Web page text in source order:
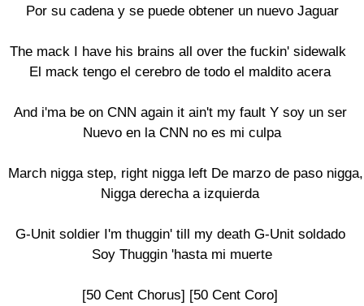
Por su cadena y se puede obtener un nuevo Jaguar
The mack I have his brains all over the fuckin' sidewalk
El mack tengo el cerebro de todo el maldito acera
And i'ma be on CNN again it ain't my fault Y soy un ser
Nuevo en la CNN no es mi culpa
March nigga step, right nigga left De marzo de paso
Nigga derecha a izquierda
G-Unit soldier I'm thuggin' till my death G-Unit soldado
Soy Thuggin 'hasta mi muerte
[50 Cent Chorus] [50 Cent Coro]